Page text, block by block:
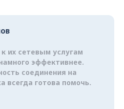
их сетевым услугам
эффективнее.
соединения на
всегда готова помочь.